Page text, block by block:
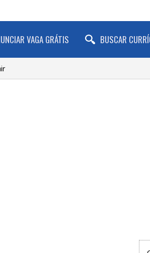
VAGA GRÁTIS BUSCAR